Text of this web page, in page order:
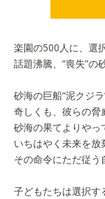
楽園の500人に、選
話題沸騰、“喪失”の
砂海の巨船“泥クジラ
奇しくも、彼らの脅
砂海の果てよりやっ
いちはやく未来を放
その命令にただ従う
子どもたちは選択す